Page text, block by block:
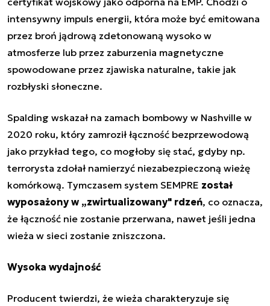
intensywny impuls energii, która może być emitowana
przez broń jądrową zdetonowaną wysoko w
atmosferze lub przez zaburzenia magnetyczne
spowodowane przez zjawiska naturalne, takie jak
rozbłyski słoneczne.
Spalding wskazał na zamach bombowy w Nashville w
2020 roku, który zamroził łączność bezprzewodową
jako przykład tego, co mogłoby się stać, gdyby np.
terrorysta zdołał namierzyć niezabezpieczoną wieżę
komórkową. Tymczasem system SEMPRE został
wyposażony w „zwirtualizowany" rdzeń, co oznacza,
że łączność nie zostanie przerwana, nawet jeśli jedna
wieża w sieci zostanie zniszczona.
Wysoka wydajność
Producent twierdzi, że wieża charakteryzuje się